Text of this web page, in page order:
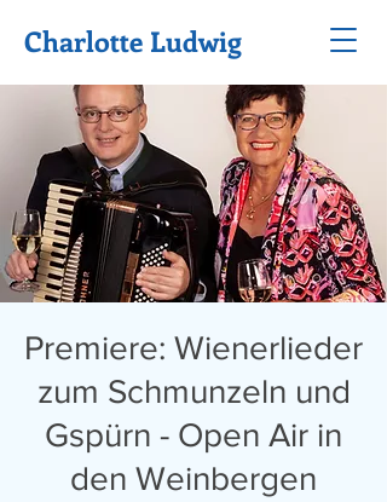
Charlotte Ludwig
Premiere: Wienerlieder
zum Schmunzeln und
Gspürn - Open Air in
den Weinbergen